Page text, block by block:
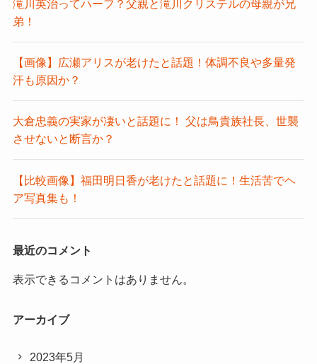
滝川英治ってハーフ？父親と滝川クリステルの母親が兄
弟！
【画像】広瀬アリスが老けたと話題！体調不良や多量発
汗も原因か？
大倉忠義の実家が凄いと話題に！ 父は鳥貴族社長、世襲
させないと断言か？
【比較画像】福田明日香が老けたと話題に！生活苦でヘ
ア写真集も！
最近のコメント
表示できるコメントはありません。
アーカイブ
2023年5月